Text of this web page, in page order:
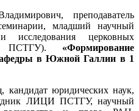
преподаватель
младший научный
исследования церковных
ПСТГУ). «Формирование
в Южной Галлии в 1
кандидат юридических наук,
ЛИЦИ ПСТГУ, научный